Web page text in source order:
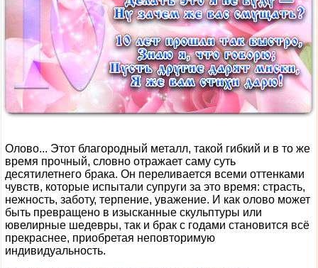
Олово... Этот благородный металл, такой гибкий и в то же
время прочный, словно отражает саму суть
десятилетнего брака. Он переливается всеми оттенками
чувств, которые испытали супруги за это время: страсть,
нежность, заботу, терпение, уважение. И как олово может
быть превращено в изысканные скульптуры или
ювелирные шедевры, так и брак с годами становится всё
прекраснее, приобретая неповторимую
индивидуальность.